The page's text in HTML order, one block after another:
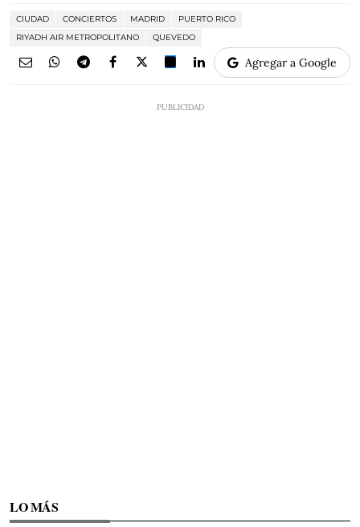
CIUDAD CONCIERTOS MADRID
PUERTO RICO
RIYADH AIR METROPOLITANO
QUEVEDO
Agregar a Google
LO MÁS